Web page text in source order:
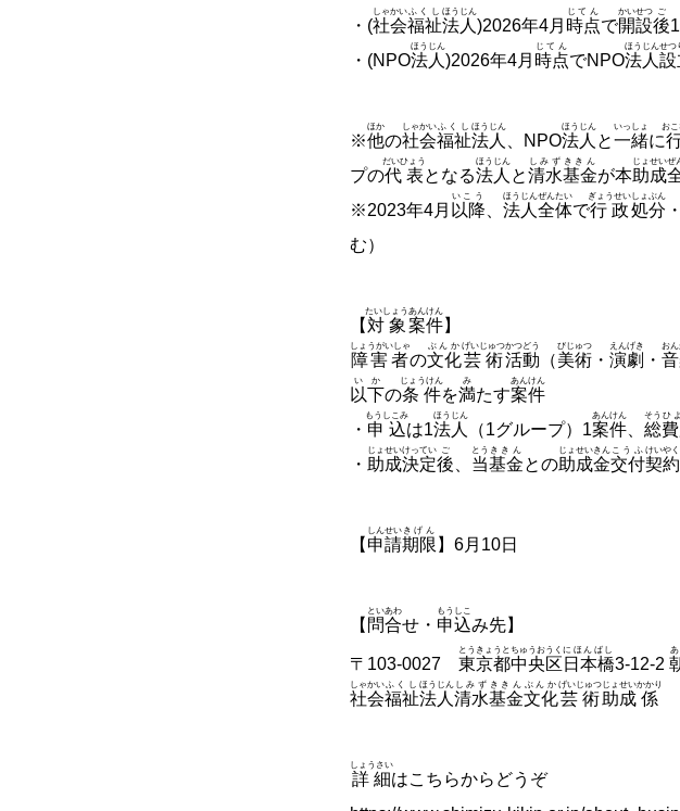
・(社会
しゃかい
福祉
ふくし
法人
ほうじん
)2026年4月 時点
じてん
で開設
かいせつ
後
ご
・(NPO法人
ほうじん
)2026年4月 時点
じてん
でNPO法人
ほうじん
設
せつ
※他
ほか
の社会
しゃかい
福祉
ふくし
法人
ほうじん
、NPO法人
ほうじん
と一緒
いっしょ
に
おこ
プの代表
だいひょう
となる法人
ほうじん
と清水
しみず
基金
ききん
が本助成
じょせいぜ
※2023年4月 以降
いこう
法人
ほうじん
全体
ぜんたい
で行政
ぎょうせい
処分
しょぶん
・
む）
【対象
たいしょう
案件
あんけん
】
障害者
しょうがいしゃ
の文化
ぶんか
芸術
げいじゅつ
活動
かつどう
（美術
びじゅつ
・ 演劇
えんげき
・
おん
以下
いか
の条件
じょうけん
を満
み
たす案件
あんけん
・ 申込
もうしこみ
は1法人
ほうじん
（1グループ）1案件
あんけん
、 総
そう ひ
・ 助成
じょせい
決定
けってい
後
ご
当
とう
基金
ききん
との助成金
じょせいきん
交付
こうふ
契約
けいやく
【 申請
しんせい
期限
きげん
】6月10日
【 問合
といあわ
せ・ 申込
もうしこ
み先】
〒103-0027 東京都
とうきょうと
中央区
ちゅうおうく
日本橋
にほんばし
3-12-2
社会
しゃかい
福祉
ふくし
法人
ほうじん
清水
しみず
基金
ききん
文化
ぶんか
芸術
げいじゅつ
助成
じょせい
係
かかり
詳細
しょうさい
はこちらからどうぞ